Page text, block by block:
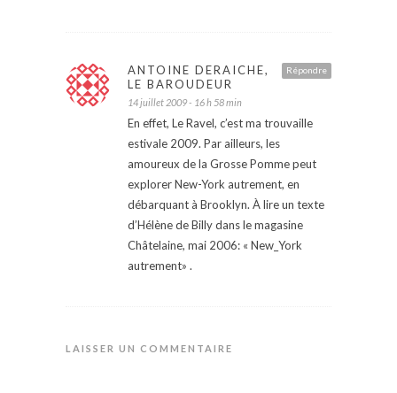
Répondre
ANTOINE DERAICHE,
LE BAROUDEUR
14 juillet 2009 - 16 h 58 min
En effet, Le Ravel, c’est ma trouvaille
estivale 2009. Par ailleurs, les
amoureux de la Grosse Pomme peut
explorer New-York autrement, en
débarquant à Brooklyn. À lire un texte
d’Hélène de Billy dans le magasine
Châtelaine, mai 2006: « New_York
autrement» .
LAISSER UN COMMENTAIRE